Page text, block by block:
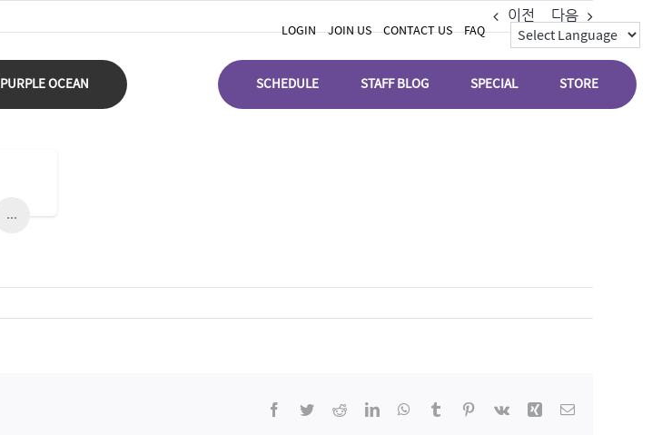
LOGIN JOIN US CONTACT US FAQ
PURPLE OCEAN SCHEDULE STAFF BLOG SPECIAL STORE
이전 다음
...
Facebook
TwitterRedditLinkedInWhatsApp
Tumblr Pinterest
Vk Xing 이